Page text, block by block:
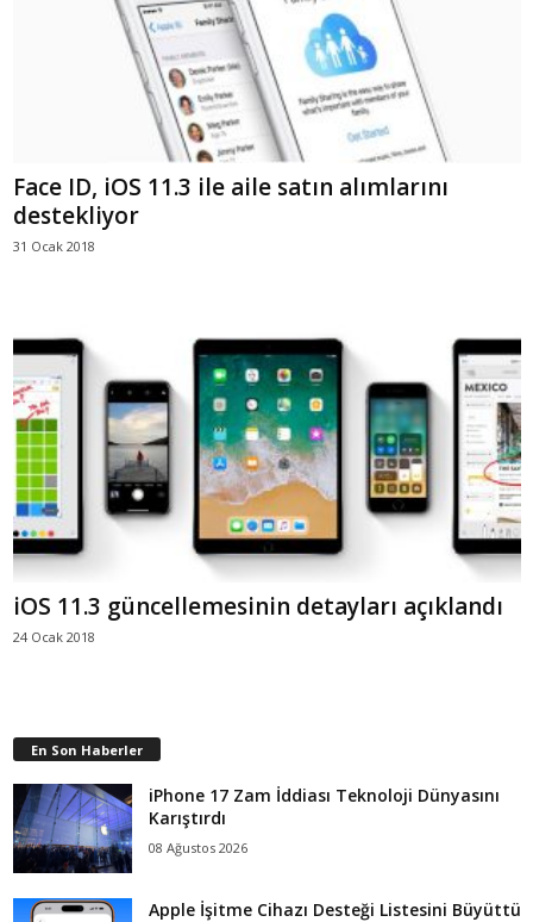
Face ID, iOS 11.3 ile aile satın alımlarını
destekliyor
31 Ocak 2018
iOS 11.3 güncellemesinin detayları açıklandı
24 Ocak 2018
En Son Haberler
iPhone 17 Zam İddiası Teknoloji Dünyasını
Karıştırdı
08 Ağustos 2026
Apple İşitme Cihazı Desteği Listesini Büyüttü